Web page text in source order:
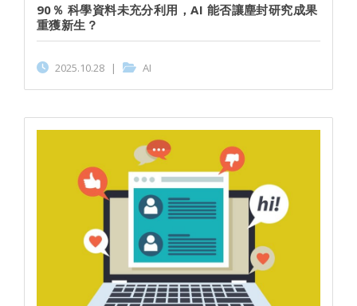
90％ 科學資料未充分利用，AI 能否讓塵封研究成果
重獲新生？
2025.10.28 | AI